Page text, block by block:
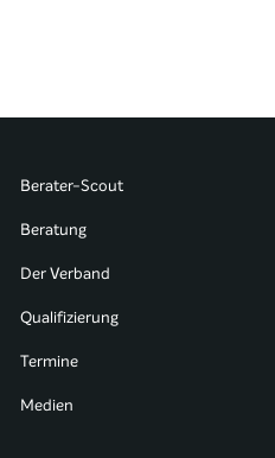
Berater-Scout
Beratung
Der Verband
Qualifizierung
Termine
Medien